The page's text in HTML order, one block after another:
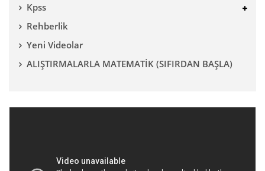
Kpss
Rehberlik
Yeni Videolar
ALIŞTIRMALARLA MATEMATİK (SIFIRDAN BAŞLA)